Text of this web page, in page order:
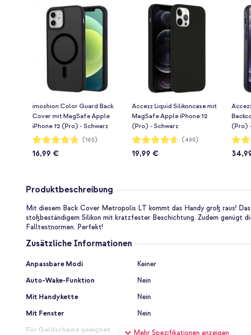
springen
imoshion Color Guard Back
Cover mit MagSafe Apple
iPhone 12 (Pro) - Schwarz
Bewertung:
95%
(162)
16,99 €
Accezz Liquid Silikoncase mit
MagSafe Apple iPhone 12
(Pro) - Schwarz
Bewertung:
93%
(460)
19,99 €
(Pro)
90%
Produktbeschreibung
Mit diesem Back Cover Metropolis LT kommt das Handy groß raus!
stoßbeständigem Silikon mit kratzfester Beschichtung. Zudem genügt
Falltestnormen. Perfekt!
Zusätzliche Informationen
Mehr Spezifikationen anzeigen
Zusätzliche
Anpassbare Modi
Keiner
Auto-Wake-Funktion
Nein
Mit Handykette
Nein
Mit Fenster
Nein
Für Geldscheine geeignet
Nein